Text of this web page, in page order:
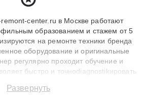
center.ru в Москве работают
образованием и стажем от 5
на ремонте техники бренда
оборудование и оригинальные
регулярно проходит обучение и
быстро и точноdiagnostikировать
решают сложные случаи: от замены
Развернуть